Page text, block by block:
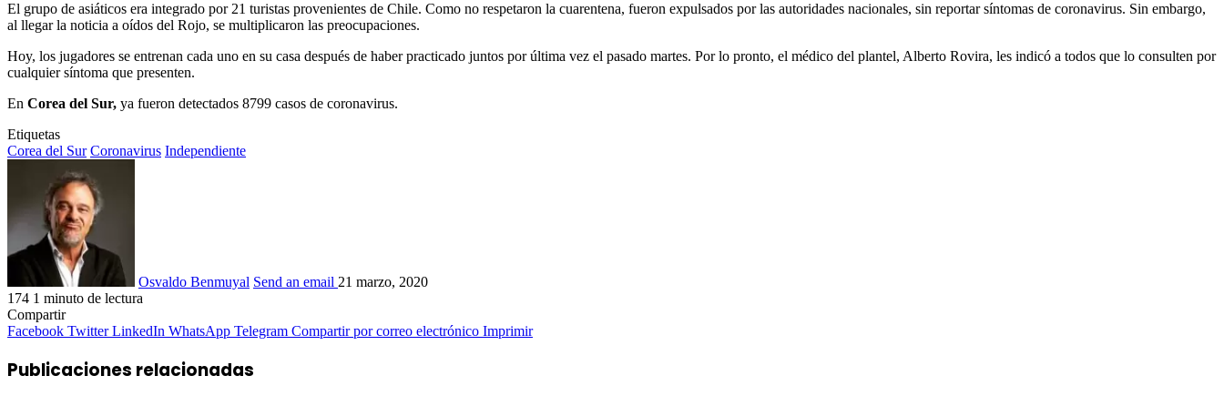
El grupo de asiáticos era integrado por 21 turistas provenientes de Chile. Como no respetaron la cuarentena, fueron expulsados por las autoridades nacionales, sin reportar síntomas de coronavirus. Sin embargo,
al llegar la noticia a oídos del Rojo, se multiplicaron las preocupaciones.
Hoy, los jugadores se entrenan cada uno en su casa después de haber practicado juntos por última vez el pasado martes. Por lo pronto, el médico del plantel, Alberto Rovira, les indicó a todos que lo consulten por
cualquier síntoma que presenten.
En Corea del Sur, ya fueron detectados 8799 casos de coronavirus.
Etiquetas
Corea del Sur Coronavirus Independiente
Osvaldo Benmuyal Send an email 21 marzo, 2020
174 1 minuto de lectura
Compartir
Facebook Twitter LinkedIn WhatsApp Telegram Compartir por correo electrónico Imprimir
Publicaciones relacionadas